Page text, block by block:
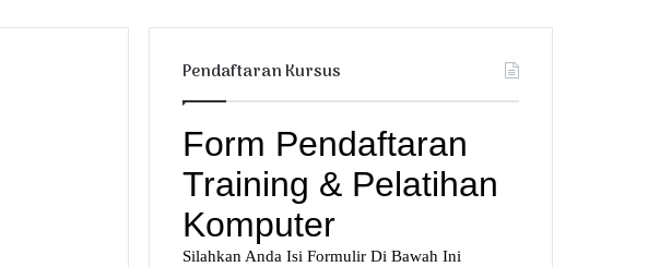
for
Article
Pendaftaran Kursus